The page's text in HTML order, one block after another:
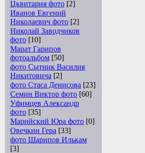
Цквитария фото [2]
Иванов Евгений
Николаевич фото [2]
Николай Заводчиков
фото [10]
Марат Гарипов
фотоальбом [50]
фото Сытник Василия
Никитовича [2]
фото Стаса Денисова [23]
Семин Виктор фото [60]
Уфимцев Александр
фото [35]
Марийский Юра фото [0]
Овечкин Гера [33]
фото Шарипов Илькам
[3]